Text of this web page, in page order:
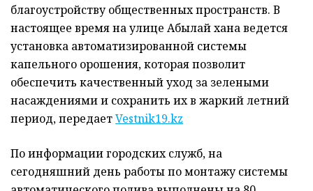
благоустройству общественных пространств. В
настоящее время на улице Абылай хана ведется
установка автоматизированной системы
капельного орошения, которая позволит
обеспечить качественный уход за зелеными
насаждениями и сохранить их в жаркий летний
период, передаетVestnik19.kz
По информации городских служб, на
сегодняшний день работы по монтажу системы